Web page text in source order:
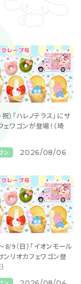
）「ハレノテラス」にサ
ェワゴンが登場！（埼
ン 2026/08/06
8/9（日）「イオンモール
ンリオカフェワゴン登